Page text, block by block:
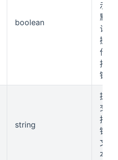
boolean
示
默
认
操
作
按
钮
string
提
交
按
钮
文
本